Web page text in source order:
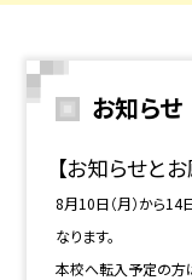
お知らせ
【お知らせとお
8月10日（月）から14
なります。
本校へ転入予定の方